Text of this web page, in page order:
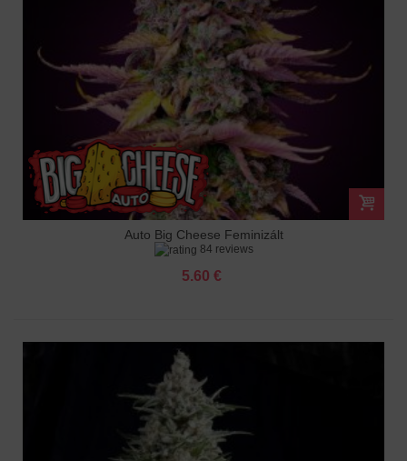
Auto Big Cheese Feminizált
84 reviews
5.60 €